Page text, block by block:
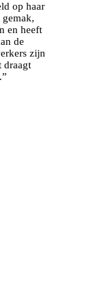
op haar
en heeft
de
zijn
draagt
”